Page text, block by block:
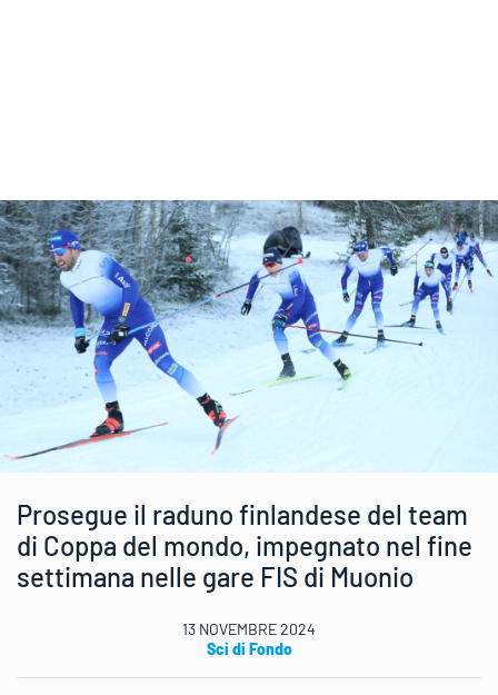
Prosegue il raduno finlandese del team
di Coppa del mondo, impegnato nel fine
settimana nelle gare FIS di Muonio
13 NOVEMBRE 2024
Sci di Fondo